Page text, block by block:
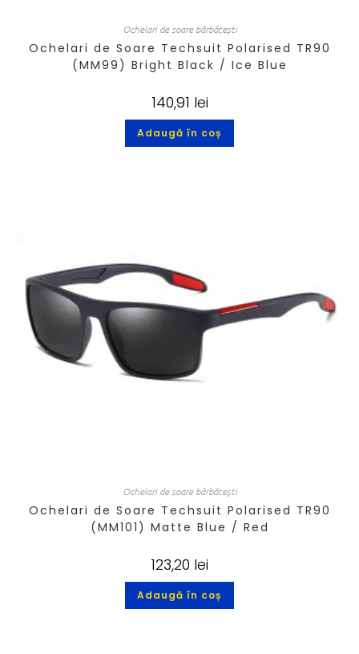
Ochelari de soare bărbătești
Ochelari de Soare Techsuit Polarised TR90
(MM99) Bright Black / Ice Blue
140,91 lei
Adaugă în coș
Ochelari de soare bărbătești
Ochelari de Soare Techsuit Polarised TR90
(MM101) Matte Blue / Red
123,20 lei
Adaugă în coș